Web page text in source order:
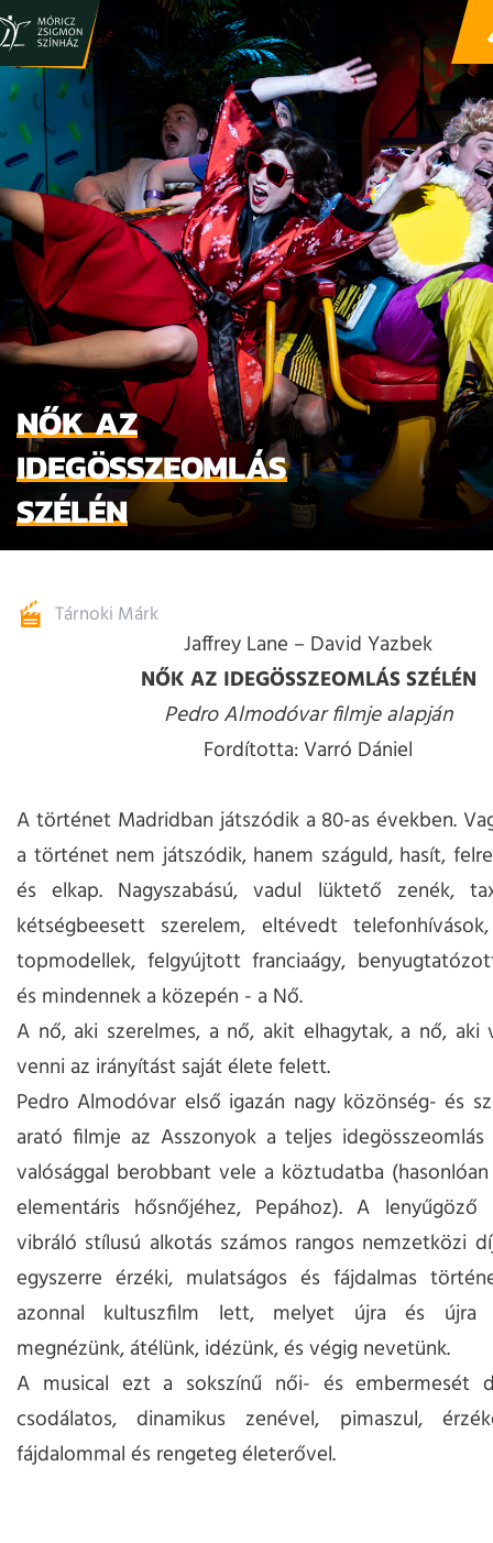
NŐK AZ
IDEGÖSSZEOMLÁS
SZÉLÉN
Tárnoki Márk
Jaffrey Lane – David Yazbek
NŐK AZ IDEGÖSSZEOMLÁS SZÉLÉN
Pedro Almodóvar filmje alapján
Fordította: Varró Dániel
A történet Madridban játszódik a 80-as években.
a történet nem játszódik, hanem száguld, hasít,
és elkap. Nagyszabású, vadul lüktető zenék,
kétségbeesett szerelem, eltévedt
topmodellek, felgyújtott franciaágy,
és mindennek a közepén - a Nő.
A nő, aki szerelmes, a nő, akit elhagytak, a nő, aki
venni az irányítást saját élete felett.
Pedro Almodóvar első igazán nagy közönség- és
arató filmje az Asszonyok a teljes
valósággal berobbant vele a köztudatba
elementáris hősnőjéhez, Pepához). A
vibráló stílusú alkotás számos rangos nemzetközi
egyszerre érzéki, mulatságos és fájdalmas
azonnal kultuszfilm lett, melyet újra és újra
megnézünk, átélünk, idézünk, és végig nevetünk.
A musical ezt a sokszínű női- és embermesét
csodálatos, dinamikus zenével, pimaszul,
fájdalommal és rengeteg életerővel.